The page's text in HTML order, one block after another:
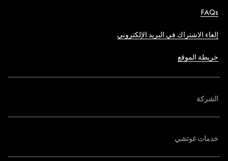
FAQs
إلغاء الاشتراك في البريد الإلكتروني
خريطة الموقع
الشركة
خدمات غوتشي